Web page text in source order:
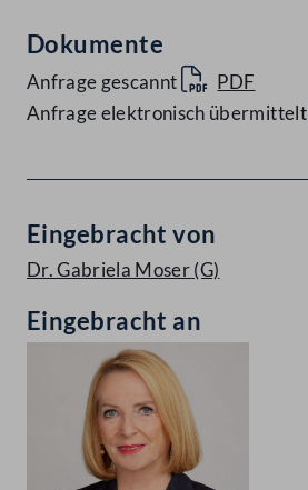
Dokumente
Anfrage gescannt
PDF
Anfrage elektronisch übermittelt
Eingebracht von
Dr. Gabriela Moser(G)
Eingebracht an